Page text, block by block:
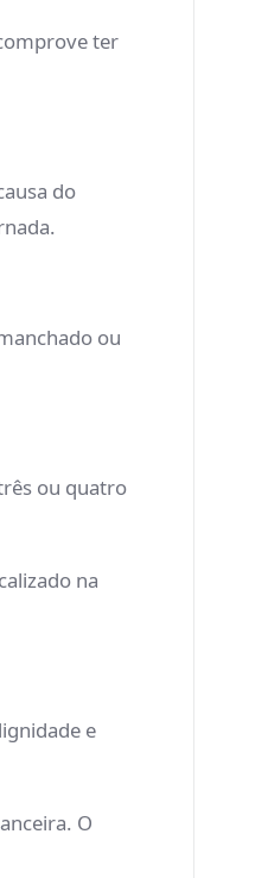
ter
do
ou
ou quatro
na
e
O